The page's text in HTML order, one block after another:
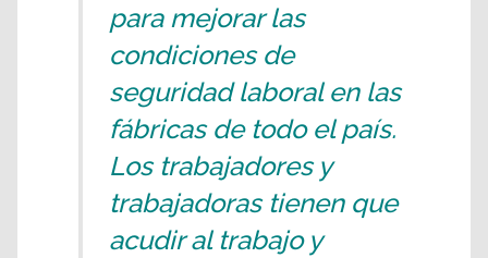
para mejorar las
condiciones de
seguridad laboral en las
fábricas de todo el país.
Los trabajadores y
trabajadoras tienen que
acudir al trabajo y